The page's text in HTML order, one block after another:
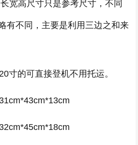
宽高尺寸只是参考尺寸，不同
有不同，主要是利用三边之和来
寸的可直接登机不用托运。